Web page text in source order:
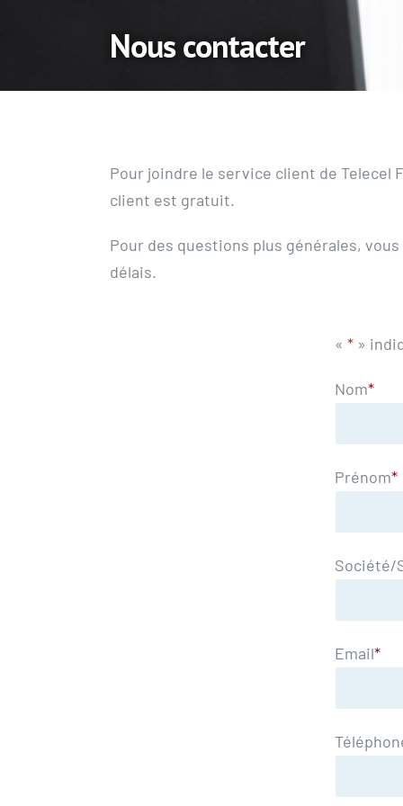
Nous contacter
Pour joindre le service client de Telecel
client est gratuit.
Pour des questions plus générales,
délais.
« * »
Nom*
Prénom*
Société/
Email*